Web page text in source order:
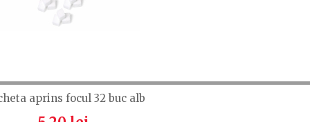
aprins focul 32 buc alb